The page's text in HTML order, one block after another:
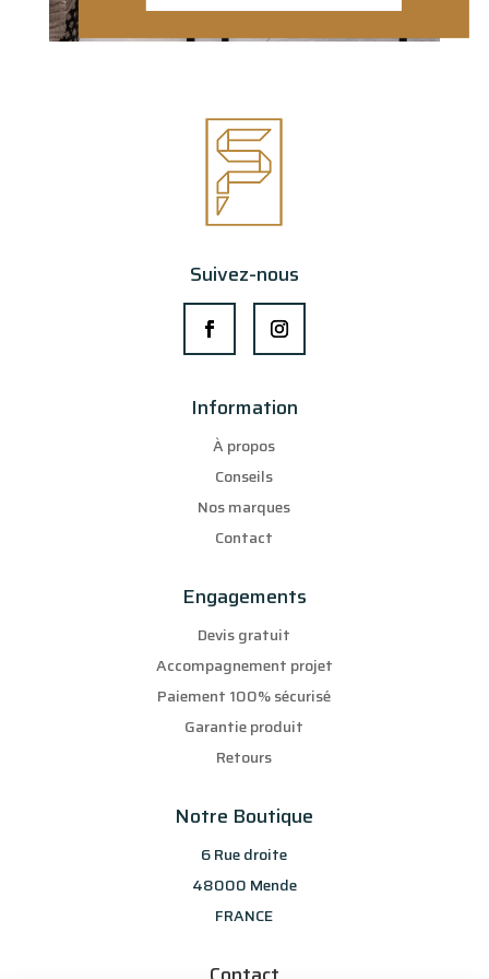
Suivez-nous
Information
À propos
Conseils
Nos marques
Contact
Engagements
Devis gratuit
Accompagnement projet
Paiement 100% sécurisé
Garantie produit
Retours
Notre Boutique
6 Rue droite
48000 Mende
FRANCE